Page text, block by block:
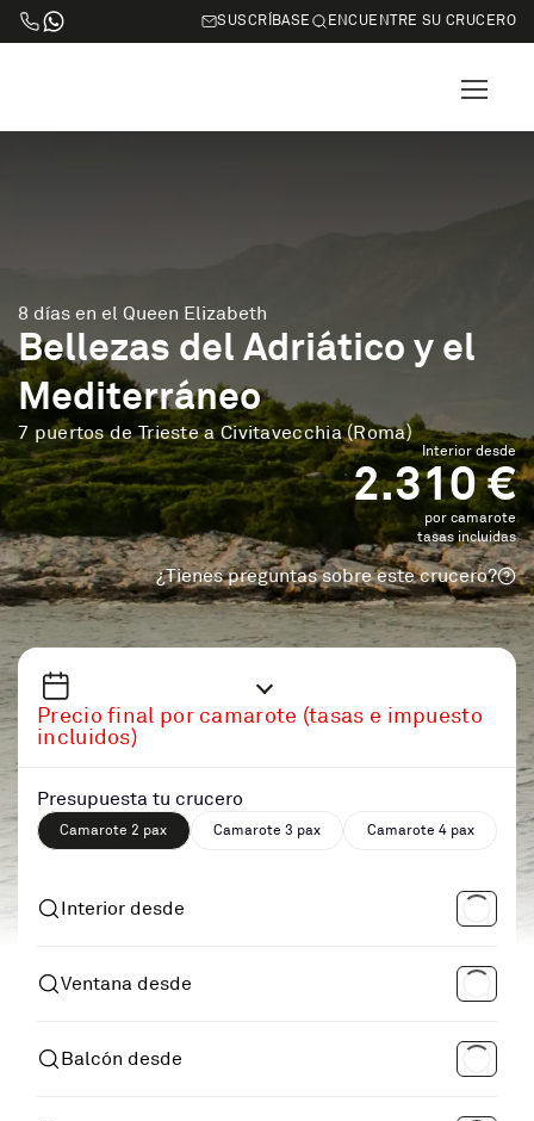
SUSCRÍBASE ENCUENTRE SU CRUCERO
8 días en el Queen Elizabeth
Bellezas del Adriático y el
Mediterráneo
7 puertos de Trieste a Civitavecchia (Roma)
Interior desde
2.310 €
por camarote
tasas incluidas
¿Tienes preguntas sobre este crucero?
Precio final por camarote (tasas e impuesto
incluidos)
Presupuesta tu crucero
Camarote 2 pax Camarote 3 pax Camarote 4 pax
Interior desde
Ventana desde
Balcón desde